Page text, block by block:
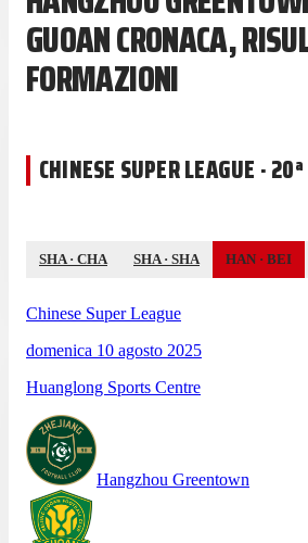
GUOAN CRONACA,
FORMAZIONI
CHINESE SUPER LEAGUE ·
SHA· CHA SHA· SHA HAN · BEI
Chinese Super League
domenica 10 agosto 2025
Huanglong Sports Centre
Hangzhou Greentown